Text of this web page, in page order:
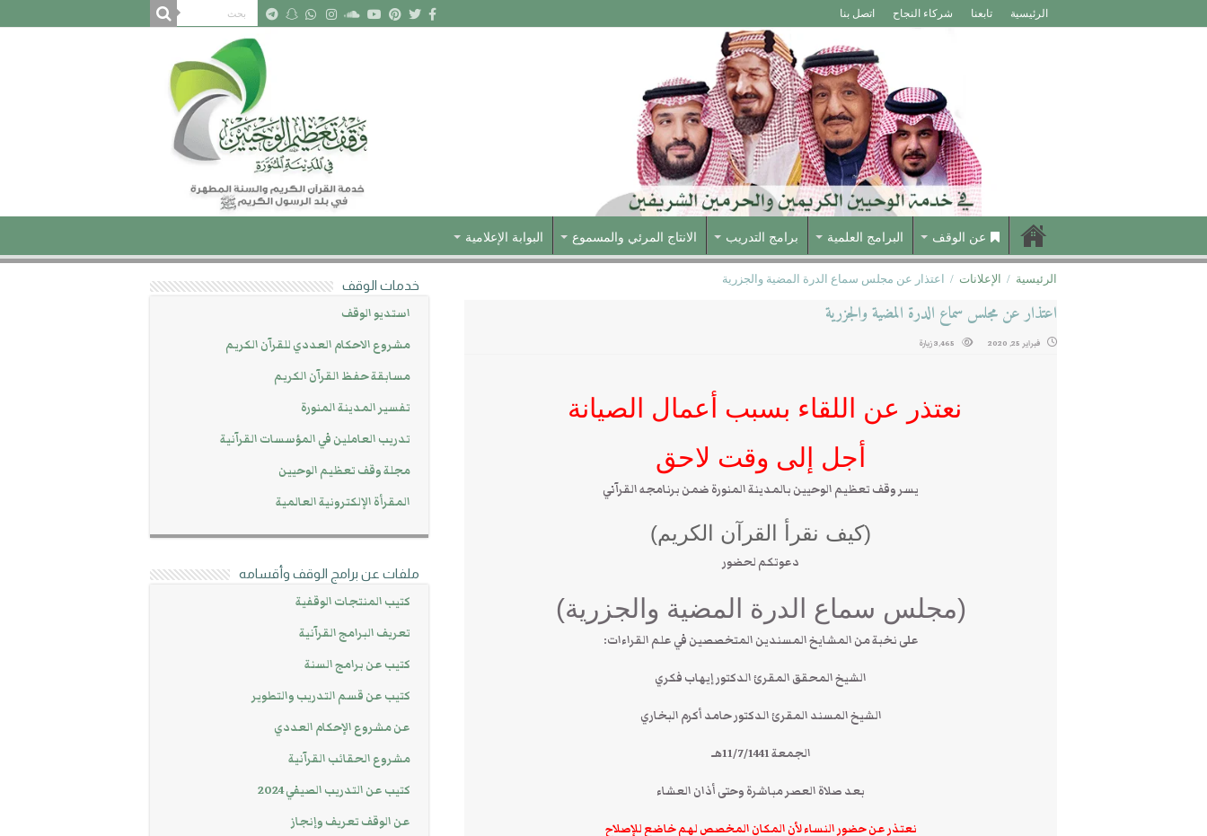
الرئيسية تابعنا شركاء النجاح اتصل بنا
عن الوقف البرامج العلمية برامج التدريب الانتاج المرئي والمسموع البوابة الإعلامية
الرئيسية / الإعلانات / اعتذار عن مجلس سماع الدرة المضية والجزرية
اعتذار عن مجلس سماع الدرة المضية والجزرية
فبراير 25, 2020 3,465 زيارة
نعتذر عن اللقاء بسبب أعمال الصيانة
أجل إلى وقت لاحق
يسر وقف تعظيم الوحيين بالمدينة المنورة ضمن برنامجه القرآني
(كيف نقرأ القرآن الكريم)
دعوتكم لحضور
(مجلس سماع الدرة المضية والجزرية)
على نخبة من المشايخ المسندين المتخصصين في علم القراءات:
الشيخ المحقق المقرئ الدكتور إيهاب فكري
الشيخ المسند المقرئ الدكتور حامد أكرم البخاري
الجمعة 11/7/1441هـ
بعد صلاة العصر مباشرة وحتى أذان العشاء
نعتذر عن حضور النساء لأن المكان المخصص لهم خاضع للإصلاح
خدمات الوقف
استديو الوقف
مشروع الاحكام العددي للقرآن الكريم
مسابقة حفظ القرآن الكريم
تفسير المدينة المنورة
تدريب العاملين في المؤسسات القرآنية
مجلة وقف تعظيم الوحيين
المقرأة الإلكترونية العالمية
ملفات عن برامج الوقف وأقسامه
كتيب المنتجات الوقفية
تعريف البرامج القرآنية
كتيب عن برامج السنة
كتيب عن قسم التدريب والتطوير
عن مشروع الإحكام العددي
مشروع الحقائب القرآنية
كتيب عن التدريب الصيفي 2024
عن الوقف تعريف وإنجاز